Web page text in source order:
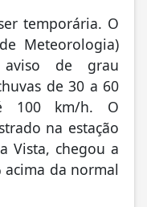
temporária. O
Meteorologia)
aviso de grau
de 30 a 60
100 km/h. O
na estação
Vista, chegou a
acima da normal